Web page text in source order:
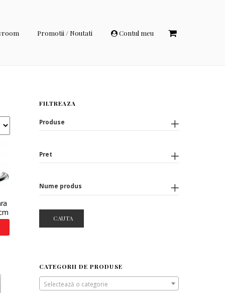
Promotii / Noutati Contul meu
FILTREAZA
Produse
Pret
Nume produs
CAUTA
CATEGORII DE PRODUSE
Selectează o categorie